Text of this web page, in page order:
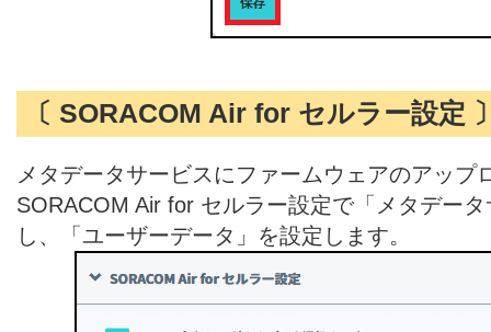
〔 SORACOM Air for セルラー設定
メタデータサービスにファームウェアのアップ
SORACOM Air for セルラー設定で「メタデー
し、「ユーザーデータ」を設定します。